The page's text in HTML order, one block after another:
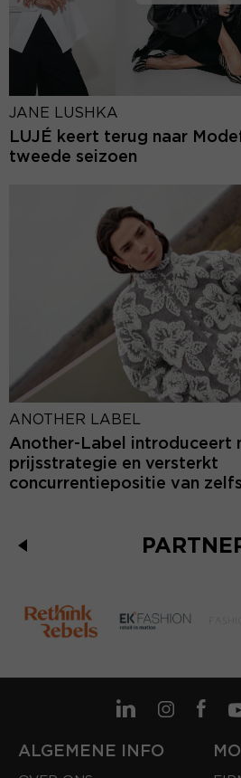
JANE LUSHKA
LUJÉ keert terug naar
tweede seizoen
ANOTHER LABEL
Another-Label introduceert
prijsstrategie en versterkt
concurrentiepositie van
ALGEMENE INFO